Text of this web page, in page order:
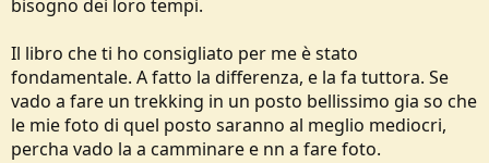
bisogno dei loro tempi.
Il libro che ti ho consigliato per me è stato
fondamentale. A fatto la differenza, e la fa tuttora. Se
vado a fare un trekking in un posto bellissimo gia so che
le mie foto di quel posto saranno al meglio mediocri,
percha vado la a camminare e nn a fare foto.